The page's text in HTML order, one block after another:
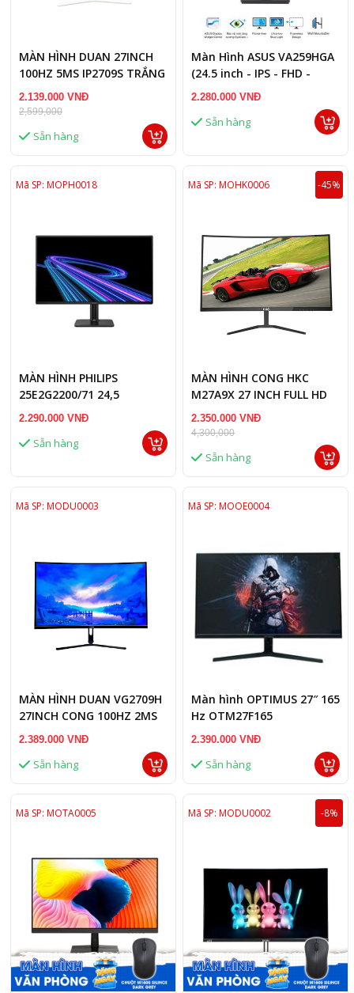
MÀN HÌNH DUAN 27INCH
100HZ 5MS IP2709S TRẮNG
2.139.000 VNĐ
2,599,000
Sẵn hàng
Màn Hình ASUS VA259HGA
(24.5 inch - IPS - FHD -
120Hz - 1ms - Speaker )
2.280.000 VNĐ
Sẵn hàng
Mã SP: MOPH0018
MÀN HÌNH PHILIPS
25E2G2200/71 24,5
2.290.000 VNĐ
Sẵn hàng
Mã SP: MOHK0006 -45%
MÀN HÌNH CONG HKC
M27A9X 27 INCH FULL HD
75HZ 1MS
2.350.000 VNĐ
4,300,000
Sẵn hàng
Mã SP: MODU0003
MÀN HÌNH DUAN VG2709H
27INCH CONG 100HZ 2MS
2.389.000 VNĐ
Sẵn hàng
Mã SP: MOOE0004
Màn hình OPTIMUS 27″ 165
Hz OTM27F165
2.390.000 VNĐ
Sẵn hàng
Mã SP: MOTA0005 Mã SP: MODU0002 -8%